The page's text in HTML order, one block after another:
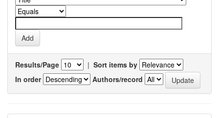
Results/Page | Sort items by
In order
Authors/record